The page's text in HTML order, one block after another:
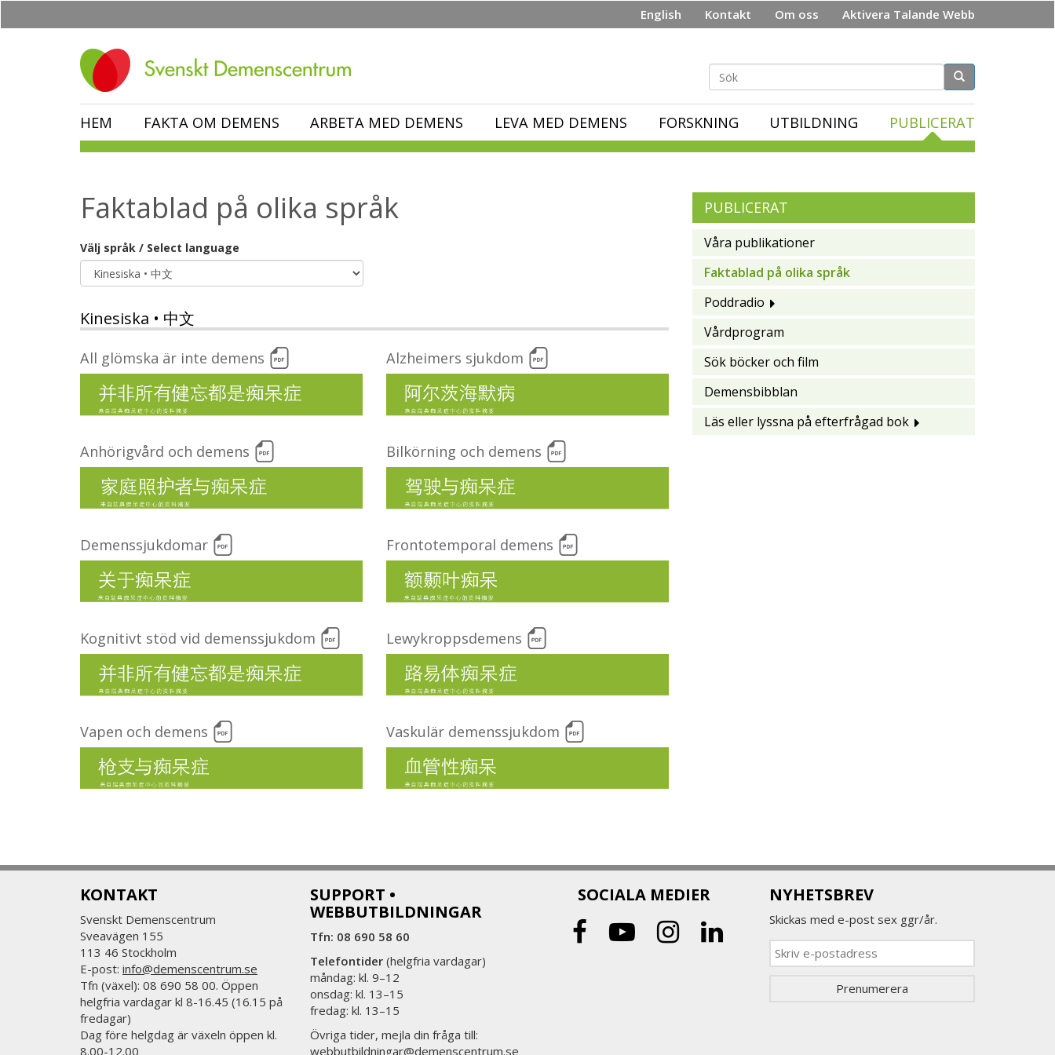
English Kontakt Om oss Aktivera Talande Webb
Sökformulär
HEM FAKTA OM DEMENS ARBETA MED DEMENS LEVA MED DEMENS FORSKNING UTBILDNING PUBLICERAT
Faktablad på olika språk
Välj språk / Select language
Kinesiska • 中文
All glömska är inte demens Alzheimers sjukdom
Anhörigvård och demens Bilkörning och demens
Demenssjukdomar Frontotemporal demens
Kognitivt stöd vid demenssjukdom Lewykroppsdemens
Vapen och demens Vaskulär demenssjukdom
PUBLICERAT
Våra publikationer
Faktablad på olika språk
Poddradio
Vårdprogram
Sök böcker och film
Demensbibblan
Läs eller lyssna på efterfrågad bok
KONTAKT
Svenskt Demenscentrum
Sveavägen 155
113 46 Stockholm
E-post: info@demenscentrum.se
Tfn (växel): 08 690 58 00. Öppen
helgfria vardagar kl 8-16.45 (16.15 på
fredagar)
Dag före helgdag är växeln öppen kl.
8.00-12.00
SUPPORT •
WEBBUTBILDNINGAR
Tfn: 08 690 58 60
Telefontider(helgfria vardagar)
måndag: kl. 9–12
onsdag: kl. 13–15
fredag: kl. 13–15
Övriga tider, mejla din fråga till:
webbutbildningar@demenscentrum.se
SOCIALA MEDIER NYHETSBREV
Skickas med e-post sex ggr/år.